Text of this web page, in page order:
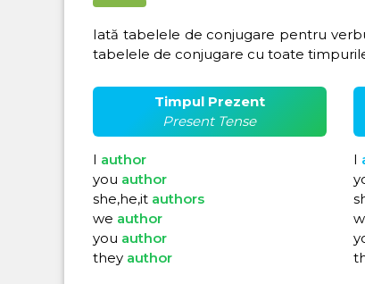
Iată tabelele de conjugare pentru
tabelele de conjugare cu toate
Timpul Prezent
Present Tense
I author
you author
she,he,it authors
we author
you author
they author
I